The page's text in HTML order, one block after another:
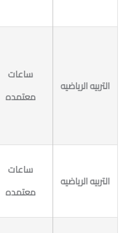
التربيه الرياضيه
ساعات
معتمده
التربيه الرياضيه
ساعات
معتمده